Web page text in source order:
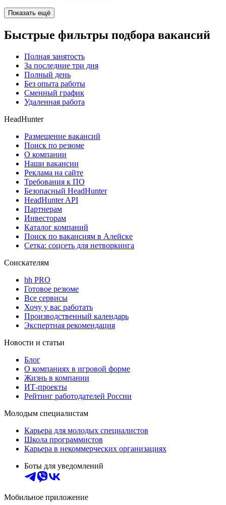
Показать ещё
Быстрые фильтры подбора вакансий
Полная занятость
За последние три дня
Полный день
Без опыта работы
Сменный график
Удаленная работа
HeadHunter
Размещение вакансий
Поиск по резюме
О компании
Наши вакансии
Реклама на сайте
Требования к ПО
Безопасный HeadHunter
HeadHunter API
Партнерам
Инвесторам
Каталог компаний
Поиск по вакансиям в Алейске
Сетка: соцсеть для нетворкинга
Соискателям
hh PRO
Готовое резюме
Все сервисы
Хочу у вас работать
Производственный календарь
Экспертная рекомендация
Новости и статьи
Блог
О компаниях в игровой форме
Жизнь в компании
ИТ-проекты
Рейтинг работодателей России
Молодым специалистам
Карьера для молодых специалистов
Школа программистов
Карьера в некоммерческих организациях
Боты для уведомлений
Мобильное приложение